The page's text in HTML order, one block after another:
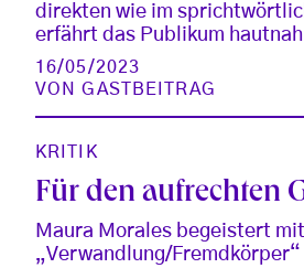
direkten wie im
erfährt das Publikum
16/05/2023
VONGASTBEITRAG
KRITIK
Für den aufrechten
Maura Morales begeistert mit
„Verwandlung/